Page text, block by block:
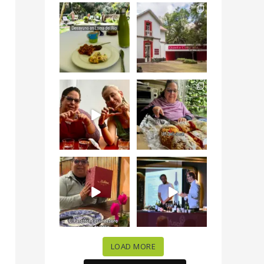
Levantarse, escuchar
el río correr y sentir
el...
19 0
Esta
#NochedeMuseos
en la
#QuintaColorada
el...
12 0
¡Qué desayuno tan
increíble en
@LasQuinceLetras!...
28 3
Me tocó rosca de
Tagers un
restaurante de
Avenida...
50 10
“En #Mallorca
Ciudad de México
celebramos la...
63 7
#SoaunFusionMexic
o una noche única
donde España y...
10 0
LOAD MORE